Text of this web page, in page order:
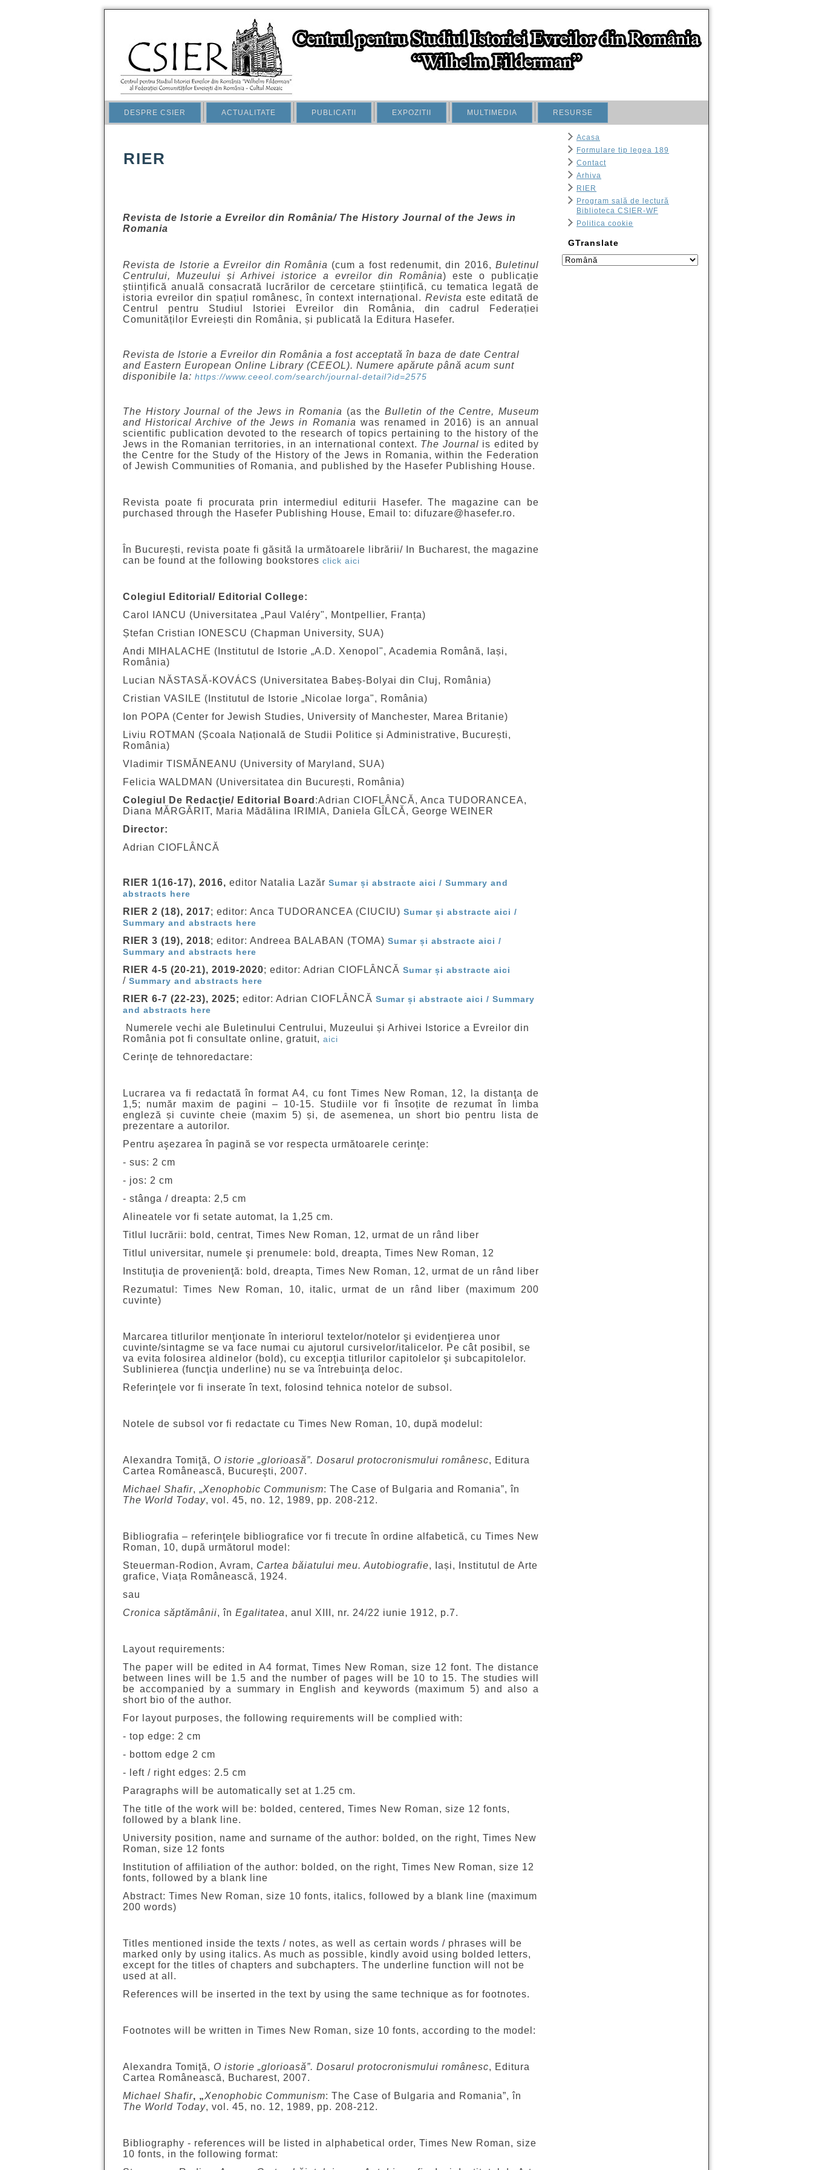
DESPRE CSIER ACTUALITATE PUBLICATII EXPOZITII MULTIMEDIA RESURSE
RIER
Revista de Istorie a Evreilor din România/ The History Journal of the Jews in
Romania
Revista de Istorie a Evreilor din România (cum a fost redenumit, din 2016,Buletinul
Centrului, Muzeului și Arhivei istorice a evreilor din România) este o publicație
științifică anuală consacrată lucrărilor de cercetare științifică, cu tematica legată de
istoria evreilor din spațiul românesc, în context internațional. Revista este editată de
Centrul pentru Studiul Istoriei Evreilor din România, din cadrul Federației
Comunităților Evreiești din România, și publicată la Editura Hasefer.
Revista de Istorie a Evreilor din România a fost acceptată în baza de date Central
and Eastern European Online Library (CEEOL). Numere apărute până acum sunt
disponibile la: https://www.ceeol.com/search/journal-detail?id=2575
The History Journal of the Jews in Romania (as theBulletin of the Centre, Museum
and Historical Archive of the Jews in Romania was renamed in 2016) is an annual
scientific publication devoted to the research of topics pertaining to the history of the
Jews in the Romanian territories, in an international context. The Journal is edited by
the Centre for the Study of the History of the Jews in Romania, within the Federation
of Jewish Communities of Romania, and published by the Hasefer Publishing House.
Revista poate fi procurata prin intermediul editurii Hasefer. The magazine can be
purchased through the Hasefer Publishing House, Email to: difuzare@hasefer.ro.
În București, revista poate fi găsită la următoarele librării/ In Bucharest, the magazine
can be found at the following bookstores click aici
Colegiul Editorial/ Editorial College:
Carol IANCU (Universitatea „Paul Valéry", Montpellier, Franța)
Ștefan Cristian IONESCU (Chapman University, SUA)
Andi MIHALACHE (Institutul de Istorie „A.D. Xenopol", Academia Română, Iași,
România)
Lucian NĂSTASĂ-KOVÁCS (Universitatea Babeș-Bolyai din Cluj, România)
Cristian VASILE (Institutul de Istorie „Nicolae Iorga", România)
Ion POPA (Center for Jewish Studies, University of Manchester, Marea Britanie)
Liviu ROTMAN (Școala Națională de Studii Politice și Administrative, București,
România)
Vladimir TISMĂNEANU (University of Maryland, SUA)
Felicia WALDMAN (Universitatea din București, România)
Colegiul De Redacţie/ Editorial Board :Adrian CIOFLÂNCĂ, Anca TUDORANCEA,
Diana MĂRGĂRIT, Maria Mădălina IRIMIA, Daniela GÎLCĂ, George WEINER
Director:
Adrian CIOFLÂNCĂ
RIER 1(16-17), 2016, editor Natalia Lazăr Sumar și abstracte aici / Summary and
abstracts here
RIER 2 (18), 2017; editor: Anca TUDORANCEA (CIUCIU) Sumar și abstracte aici /
Summary and abstracts here
RIER 3 (19), 2018; editor: Andreea BALABAN (TOMA) Sumar și abstracte aici /
Summary and abstracts here
RIER 4-5 (20-21), 2019-2020; editor: Adrian CIOFLÂNCĂ Sumar și abstracte aici
/ Summary and abstracts here
RIER 6-7 (22-23), 2025; editor: Adrian CIOFLÂNCĂ Sumar și abstracte aici / Summary
and abstracts here
Numerele vechi ale Buletinului Centrului, Muzeului și Arhivei Istorice a Evreilor din
România pot fi consultate online, gratuit, aici
Cerinţe de tehnoredactare:
Lucrarea va fi redactată în format A4, cu font Times New Roman, 12, la distanţa de
1,5; număr maxim de pagini – 10-15. Studiile vor fi însoțite de rezumat în limba
engleză și cuvinte cheie (maxim 5) și, de asemenea, un short bio pentru lista de
prezentare a autorilor.
Pentru aşezarea în pagină se vor respecta următoarele cerinţe:
- sus: 2 cm
- jos: 2 cm
- stânga / dreapta: 2,5 cm
Alineatele vor fi setate automat, la 1,25 cm.
Titlul lucrării: bold, centrat, Times New Roman, 12, urmat de un rând liber
Titlul universitar, numele şi prenumele: bold, dreapta, Times New Roman, 12
Instituţia de provenienţă: bold, dreapta, Times New Roman, 12, urmat de un rând liber
Rezumatul: Times New Roman, 10, italic, urmat de un rând liber (maximum 200
cuvinte)
Marcarea titlurilor menţionate în interiorul textelor/notelor şi evidenţierea unor
cuvinte/sintagme se va face numai cu ajutorul cursivelor/italicelor. Pe cât posibil, se
va evita folosirea aldinelor (bold), cu excepţia titlurilor capitolelor şi subcapitolelor.
Sublinierea (funcţia underline) nu se va întrebuinţa deloc.
Referinţele vor fi inserate în text, folosind tehnica notelor de subsol.
Notele de subsol vor fi redactate cu Times New Roman, 10, după modelul:
Alexandra Tomiţă, O istorie „glorioasă”. Dosarul protocronismului românesc, Editura
Cartea Românească, Bucureşti, 2007.
Michael Shafir, „Xenophobic Communism: The Case of Bulgaria and Romania”, în
The World Today, vol. 45, no. 12, 1989, pp. 208-212.
Bibliografia – referinţele bibliografice vor fi trecute în ordine alfabetică, cu Times New
Roman, 10, după următorul model:
Steuerman-Rodion, Avram, Cartea băiatului meu. Autobiografie, Iași, Institutul de Arte
grafice, Viața Românească, 1924.
sau
Cronica săptămânii, în Egalitatea, anul XIII, nr. 24/22 iunie 1912, p.7.
Layout requirements:
The paper will be edited in A4 format, Times New Roman, size 12 font. The distance
between lines will be 1.5 and the number of pages will be 10 to 15. The studies will
be accompanied by a summary in English and keywords (maximum 5) and also a
short bio of the author.
For layout purposes, the following requirements will be complied with:
- top edge: 2 cm
- bottom edge 2 cm
- left / right edges: 2.5 cm
Paragraphs will be automatically set at 1.25 cm.
The title of the work will be: bolded, centered, Times New Roman, size 12 fonts,
followed by a blank line.
University position, name and surname of the author: bolded, on the right, Times New
Roman, size 12 fonts
Institution of affiliation of the author: bolded, on the right, Times New Roman, size 12
fonts, followed by a blank line
Abstract: Times New Roman, size 10 fonts, italics, followed by a blank line (maximum
200 words)
Titles mentioned inside the texts / notes, as well as certain words / phrases will be
marked only by using italics. As much as possible, kindly avoid using bolded letters,
except for the titles of chapters and subchapters. The underline function will not be
used at all.
References will be inserted in the text by using the same technique as for footnotes.
Footnotes will be written in Times New Roman, size 10 fonts, according to the model:
Alexandra Tomiţă, O istorie „glorioasă”. Dosarul protocronismului românesc, Editura
Cartea Românească, Bucharest, 2007.
Michael Shafir, „Xenophobic Communism: The Case of Bulgaria and Romania”, în
The World Today, vol. 45, no. 12, 1989, pp. 208-212.
Bibliography - references will be listed in alphabetical order, Times New Roman, size
10 fonts, in the following format:
Acasa
Formulare tip legea 189
Contact
Arhiva
RIER
Program sală de lectură
Biblioteca CSIER-WF
Politica cookie
GTranslate